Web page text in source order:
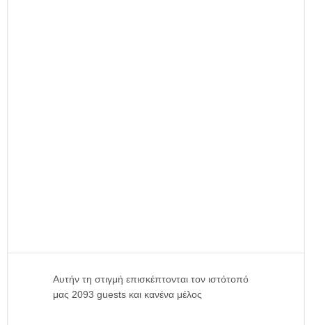
Αυτήν τη στιγμή επισκέπτονται τον ιστότοπό
μας 2093 guests και κανένα μέλος